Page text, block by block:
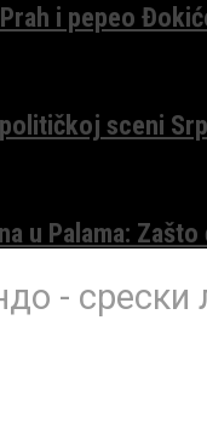
i pepeo
sceni
u Palama:
- срески